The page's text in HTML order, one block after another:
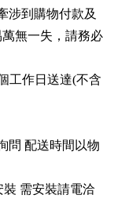
涉到購物付款及
無一失，請務必
工作日送達(不含
問 配送時間以物
裝 需安裝請電洽